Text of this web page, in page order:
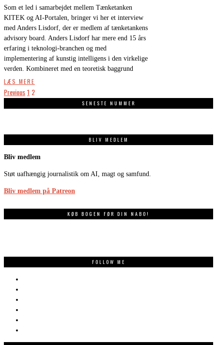
Som et led i samarbejdet mellem Tænketanken
KITEK og AI-Portalen, bringer vi her et interview
med Anders Lisdorf, der er medlem af tænketankens
advisory board. Anders Lisdorf har mere end 15 års
erfaring i teknologi-branchen og med
implementering af kunstig intelligens i den virkelige
verden. Kombineret med en teoretisk baggrund
LÆS MERE
Previous1 2
SENESTE NUMMER
BLIV MEDLEM
Bliv medlem
Støt uafhængig journalistik om AI, magt og samfund.
Bliv medlem på Patreon
KØB BOGEN FØR DIN NABO!
FOLLOW ME